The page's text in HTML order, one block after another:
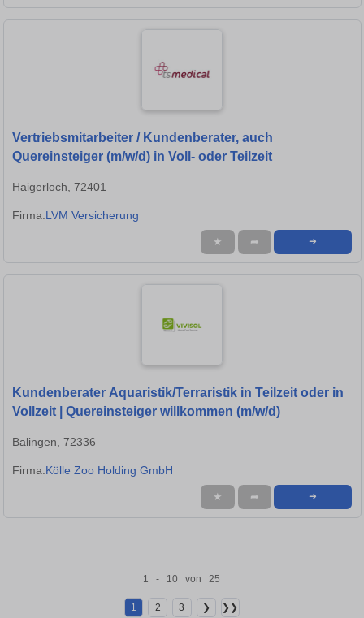
Vertriebsmitarbeiter / Kundenberater, auch
Quereinsteiger (m/w/d) in Voll- oder Teilzeit
Haigerloch, 72401
Firma:LVM Versicherung
★ ➦ ➜
Kundenberater Aquaristik/Terraristik in Teilzeit oder in
Vollzeit | Quereinsteiger willkommen (m/w/d)
Balingen, 72336
Firma:Kölle Zoo Holding GmbH
★ ➦ ➜
1 - 10 von 25
1 2 3 ❯ ❯❯